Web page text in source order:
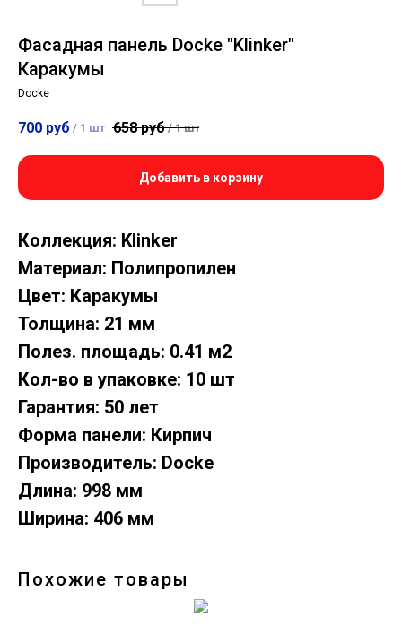
Фасадная панель Docke "Klinker"
Каракумы
Docke
700 руб / 1 шт 658 руб / 1 шт
Добавить в корзину
Коллекция: Klinker
Материал: Полипропилен
Цвет: Каракумы
Толщина: 21 мм
Полез. площадь: 0.41 м2
Кол-во в упаковке: 10 шт
Гарантия: 50 лет
Форма панели: Кирпич
Производитель: Docke
Длина: 998 мм
Ширина: 406 мм
Похожие товары